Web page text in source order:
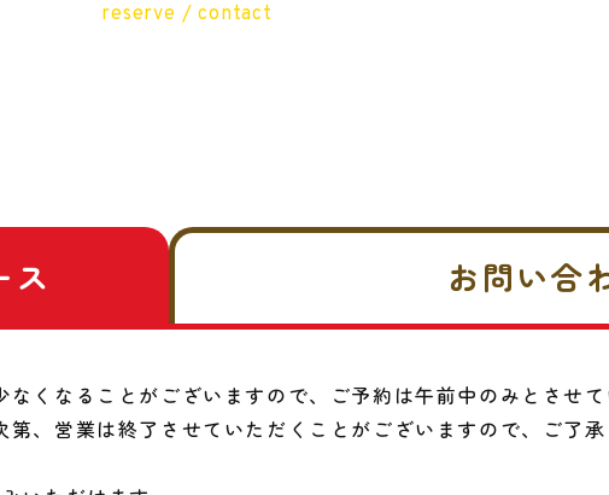
reserve / contact
ス お問い合
くなることがございますので、ご予約は午前中のみとさせて
、営業は終了させていただくことがございますので、ご了